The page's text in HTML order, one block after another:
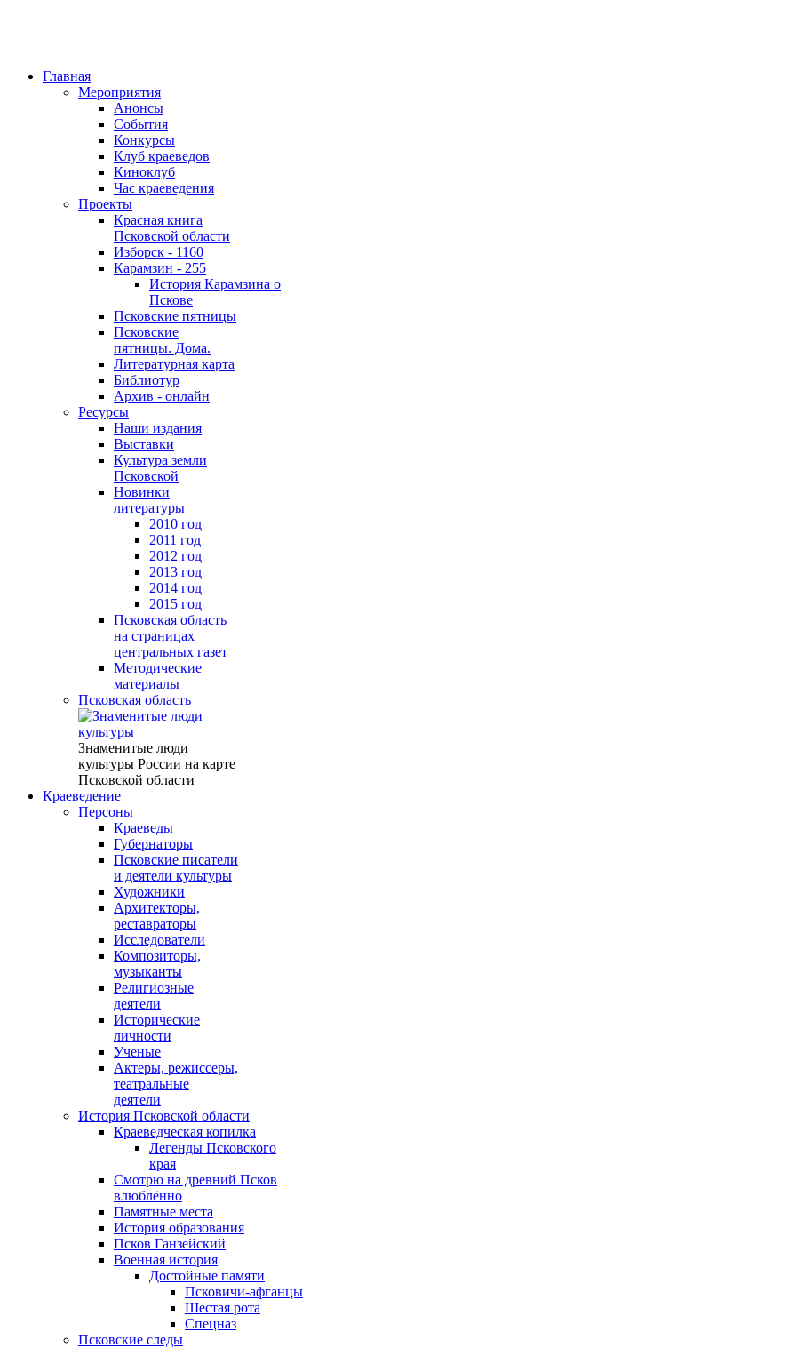
Главная
Мероприятия
Анонсы
События
Конкурсы
Клуб краеведов
Киноклуб
Час краеведения
Проекты
Красная книга
Псковской области
Изборск - 1160
Карамзин - 255
История Карамзина о
Пскове
Псковские пятницы
Псковские
пятницы. Дома.
Литературная карта
Библиотур
Архив - онлайн
Ресурсы
Наши издания
Выставки
Культура земли
Псковской
Новинки
литературы
2010 год
2011 год
2012 год
2013 год
2014 год
2015 год
Псковская область
на страницах
центральных газет
Методические
материалы
Псковская область
Знаменитые люди
культуры России на карте
Псковской области
Краеведение
Персоны
Краеведы
Губернаторы
Псковские писатели
и деятели культуры
Художники
Архитекторы,
реставраторы
Исследователи
Композиторы,
музыканты
Религиозные
деятели
Исторические
личности
Ученые
Актеры, режиссеры,
театральные
деятели
История Псковской области
Краеведческая копилка
Легенды Псковского
края
Смотрю на древний Псков
влюблённо
Памятные места
История образования
Псков Ганзейский
Военная история
Достойные памяти
Псковичи-афганцы
Шестая рота
Спецназ
Псковские следы